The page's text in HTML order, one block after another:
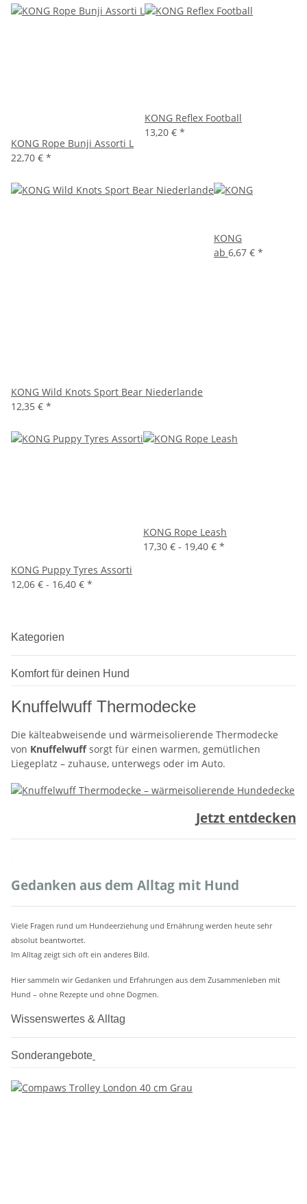
KONG Rope Bunji Assorti L
22,70 € *
KONG Reflex Football
13,20 € *
KONG Wild Knots Sport Bear Niederlande
12,35 € *
KONG
ab 6,67 € *
KONG Puppy Tyres Assorti
12,06 € - 16,40 € *
KONG Rope Leash
17,30 € - 19,40 € *
Kategorien
Komfort für deinen Hund
Knuffelwuff Thermodecke
Die kälteabweisende und wärmeisolierende Thermodecke
von Knuffelwuffsorgt für einen warmen, gemütlichen
Liegeplatz – zuhause, unterwegs oder im Auto.
Jetzt entdecken
Gedanken aus dem Alltag mit Hund
Viele Fragen rund um Hundeerziehung und Ernährung werden heute sehr
absolut beantwortet.
Im Alltag zeigt sich oft ein anderes Bild.
Hier sammeln wir Gedanken und Erfahrungen aus dem Zusammenleben mit
Hund – ohne Rezepte und ohne Dogmen.
Wissenswertes & Alltag
Sonderangebote